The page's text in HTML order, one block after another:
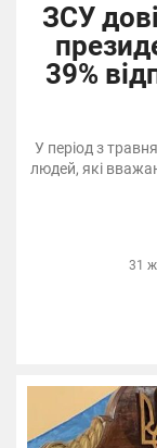
ЗСУ
39%
У період з
людей, які
31